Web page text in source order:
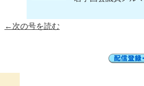
←次の号を読む